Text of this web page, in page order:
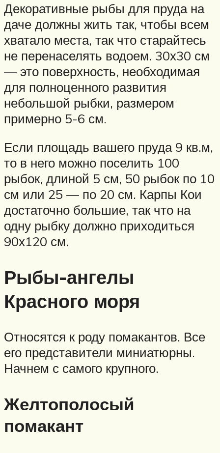
Декоративные рыбы для пруда на
даче должны жить так, чтобы всем
хватало места, так что старайтесь
не перенаселять водоем. 30х30 см
— это поверхность, необходимая
для полноценного развития
небольшой рыбки, размером
примерно 5-6 см.
Если площадь вашего пруда 9 кв.м,
то в него можно поселить 100
рыбок, длиной 5 см, 50 рыбок по 10
см или 25 — по 20 см. Карпы Кои
достаточно большие, так что на
одну рыбку должно приходиться
90х120 см.
Рыбы-ангелы
Красного моря
Относятся к роду помакантов. Все
его представители миниатюрны.
Начнем с самого крупного.
Желтополосый
помакант